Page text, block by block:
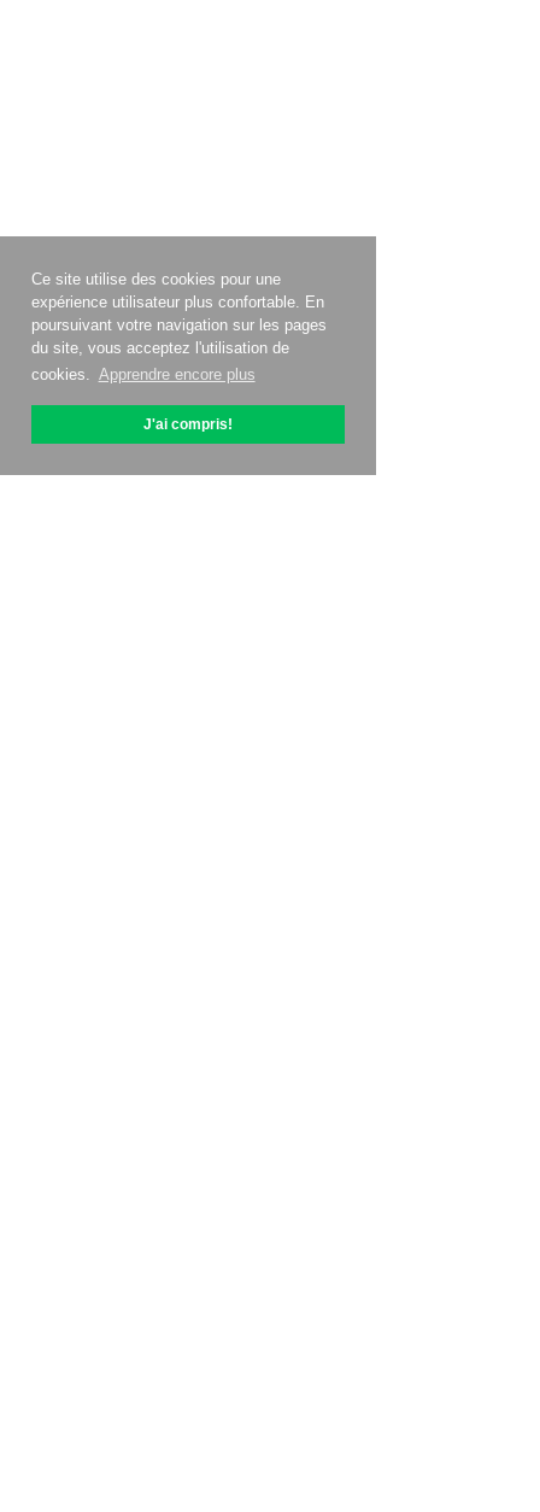
Ce site utilise des cookies pour une
expérience utilisateur plus confortable. En
poursuivant votre navigation sur les pages
du site, vous acceptez l'utilisation de
cookies. Apprendre encore plus
J'ai compris!